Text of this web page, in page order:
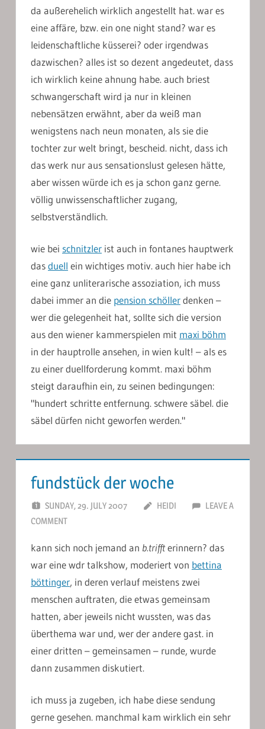
da außerehelich wirklich angestellt hat. war es
eine affäre, bzw. ein one night stand? war es
leidenschaftliche küsserei? oder irgendwas
dazwischen? alles ist so dezent angedeutet, dass
ich wirklich keine ahnung habe. auch briest
schwangerschaft wird ja nur in kleinen
nebensätzen erwähnt, aber da weiß man
wenigstens nach neun monaten, als sie die
tochter zur welt bringt, bescheid. nicht, dass ich
das werk nur aus sensationslust gelesen hätte,
aber wissen würde ich es ja schon ganz gerne.
völlig unwissenschaftlicher zugang,
selbstverständlich.
wie bei schnitzler ist auch in fontanes hauptwerk
dasduell ein wichtiges motiv. auch hier habe ich
eine ganz unliterarische assoziation, ich muss
dabei immer an die pension schöllerdenken –
wer die gelegenheit hat, sollte sich die version
aus den wiener kammerspielen mit maxi böhm
in der hauptrolle ansehen, in wien kult! – als es
zu einer duellforderung kommt. maxi böhm
steigt daraufhin ein, zu seinen bedingungen:
"hundert schritte entfernung. schwere säbel. die
säbel dürfen nicht geworfen werden."
fundstück der woche
SUNDAY, 29. JULY 2007 HEIDI
LEAVE A
COMMENT
kann sich noch jemand an b.triffterinnern? das
war eine wdr talkshow, moderiert von bettina
böttinger, in deren verlauf meistens zwei
menschen auftraten, die etwas gemeinsam
hatten, aber jeweils nicht wussten, was das
überthema war und, wer der andere gast. in
einer dritten – gemeinsamen – runde, wurde
dann zusammen diskutiert.
ich muss ja zugeben, ich habe diese sendung
gerne gesehen. manchmal kam wirklich ein sehr